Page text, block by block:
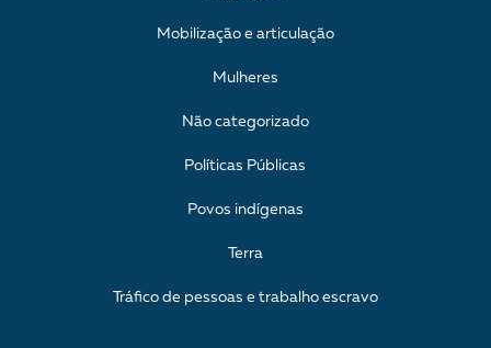
Mobilização e articulação
Mulheres
Não categorizado
Políticas Públicas
Povos indígenas
Terra
Tráfico de pessoas e trabalho escravo